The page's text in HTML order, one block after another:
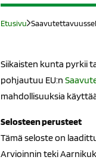
Etusivu
Siikaisten kunta pyrkii
pohjautuu EU:n
mahdollisuuksia
Selosteen perusteet
Tämä seloste on
Arvioinnin teki